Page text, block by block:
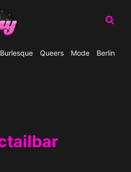
Burlesque Queers Mode Berlin